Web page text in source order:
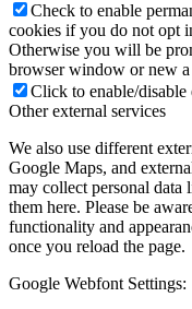
Check to enable
cookies if you do not opt
Otherwise you will be
browser window or new a
Click to enable/disable
Other external services
We also use different
Google Maps, and
may collect personal
them here. Please be
functionality and
once you reload the page.
Google Webfont Settings: